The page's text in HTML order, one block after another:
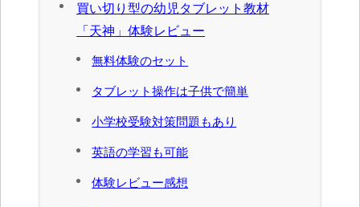
買い切り型の幼児タブレット教材
「天神」体験レビュー
無料体験のセット
タブレット操作は子供で簡単
小学校受験対策問題もあり
英語の学習も可能
体験レビュー感想